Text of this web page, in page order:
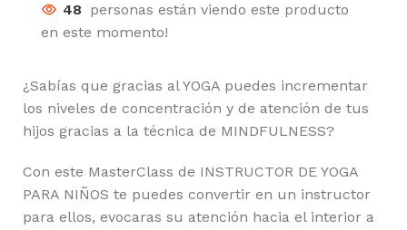
48 personas están viendo este producto
en este momento!
¿Sabías que gracias al YOGA puedes incrementar
los niveles de concentración y de atención de tus
hijos gracias a la técnica de MINDFULNESS?
Con este MasterClass de INSTRUCTOR DE YOGA
PARA NIÑOS te puedes convertir en un instructor
para ellos, evocaras su atención hacia el interior a